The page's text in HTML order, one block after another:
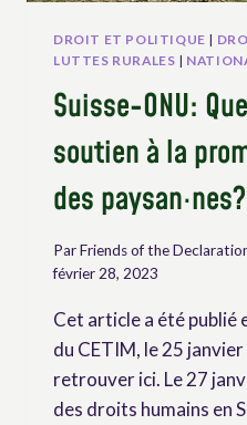
DROIT ET POLITIQUE |
LUTTES RURALES |
Suisse-ONU:
soutien à la
des paysan·nes?
ParFriends of the
février 28, 2023
Cet article a été publié
du CETIM, le 25
retrouver ici. Le 27
des droits humains en